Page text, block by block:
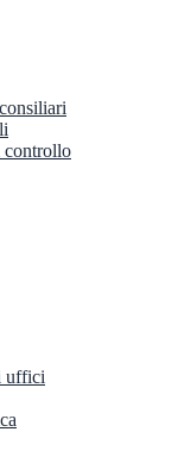
controllo
uffici